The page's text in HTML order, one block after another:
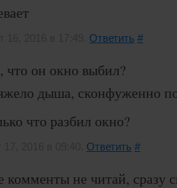
Ответить #
что он окно выбил?
дыша, сконфуженно
что разбил окно?
Ответить #
комменты не читай, сразу